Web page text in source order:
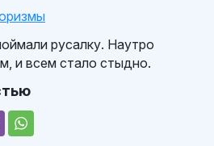
русалку. Наутро
и всем стало стыдно.